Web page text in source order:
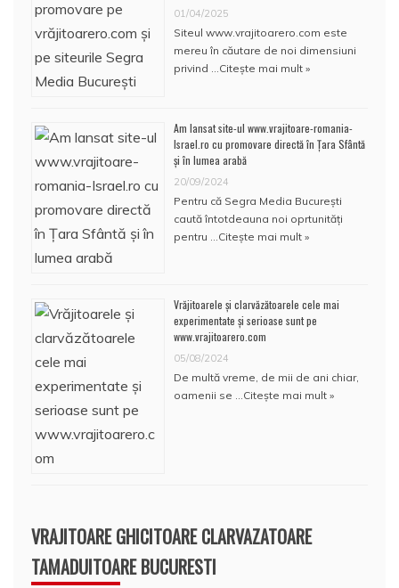
01/04/2025
Siteul www.vrajitoarero.com este
mereu în căutare de noi dimensiuni
privind … Citește mai mult »
Am lansat site-ul www.vrajitoare-romania-
Israel.ro cu promovare directă în Țara Sfântă
și în lumea arabă
20/09/2024
Pentru că Segra Media București
caută întotdeauna noi oprtunități
pentru … Citește mai mult »
Vrăjitoarele și clarvăzătoarele cele mai
experimentate și serioase sunt pe
www.vrajitoarero.com
05/08/2024
De multă vreme, de mii de ani chiar,
oamenii se … Citește mai mult »
VRAJITOARE GHICITOARE CLARVAZATOARE
TAMADUITOARE BUCURESTI